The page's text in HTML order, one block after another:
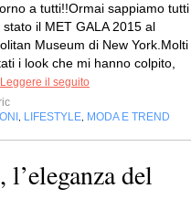
a tutti!!Ormai sappiamo tutti
il MET GALA 2015 al
Museum di New York.Molti
i look che mi hanno colpito,
Leggere il seguito
LIFESTYLE MODA E TREND
del